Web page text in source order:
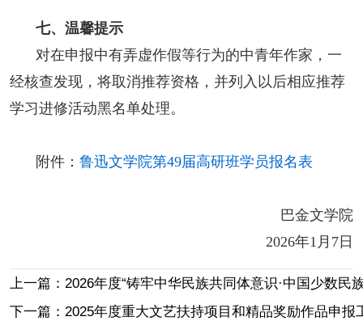
七、温馨提示
对在申报中有弄虚作假等行为的中青年作家，一
经核查发现，将取消推荐资格，并列入以后相应推荐
学习进修活动黑名单处理。
附件： 鲁迅文学院第49届高研班学员报名表
巴金文学院
2026年1月7日
上一篇：2026年度“铸牢中华民族共同体意识·中国少数民
下一篇：2025年度重大文艺扶持项目和精品奖励作品申报